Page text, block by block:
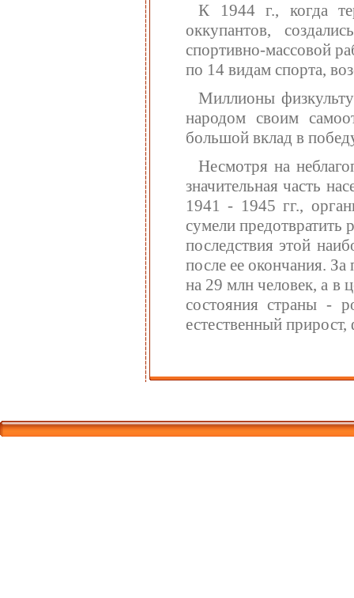
К 1944 г., когда
оккупантов,
спортивно-массовой
по 14 видам спорта,
Миллионы
народом своим
большой вклад в
Несмотря на
значительная часть
1941 - 1945 гг.,
сумели предотвратить
последствия этой
после ее окончания.
на 29 млн человек, а в
состояния страны -
естественный прирост,